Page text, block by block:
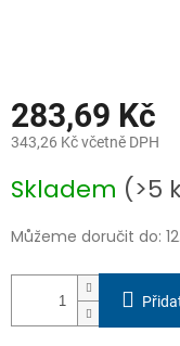
283,69 Kč
343,26 Kč včetně DPH
cena:
Skladem (>5
Můžeme doručit do: